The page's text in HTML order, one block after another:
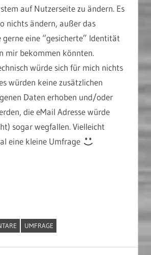
auf Nutzerseite zu ändern. Es
nichts ändern, außer das
gerne eine “gesicherte” Identität
mir bekommen könnten.
würde sich für mich nichts
würden keine zusätzlichen
Daten erhoben und/oder
die eMail Adresse würde
sogar wegfallen. Vielleicht
eine kleine Umfrage
UMFRAGE